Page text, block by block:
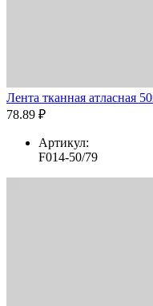
Лента тканная атласная
78.89 ₽
Артикул:
F014-50/79